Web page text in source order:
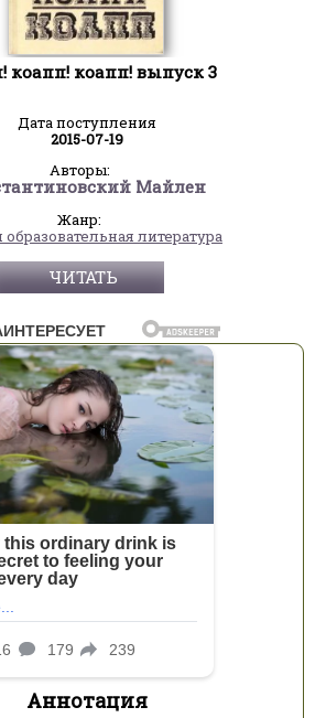
коапп! коапп! выпуск 3
Дата поступления
2015-07-19
Авторы:
Майлен
Жанр:
образовательная литература
ЧИТАТЬ
Аннотация